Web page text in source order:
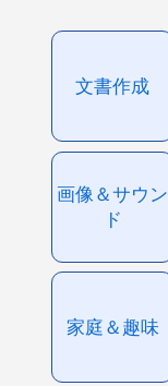
文書作成
画像＆サウン
ド
家庭＆趣味